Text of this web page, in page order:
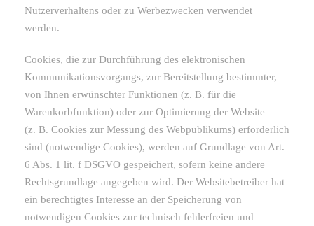
Nutzerverhaltens oder zu Werbezwecken verwendet
werden.
Cookies, die zur Durchführung des elektronischen
Kommunikationsvorgangs, zur Bereitstellung bestimmter,
von Ihnen erwünschter Funktionen (z. B. für die
Warenkorbfunktion) oder zur Optimierung der Website
(z. B. Cookies zur Messung des Webpublikums) erforderlich
sind (notwendige Cookies), werden auf Grundlage von Art.
6 Abs. 1 lit. f DSGVO gespeichert, sofern keine andere
Rechtsgrundlage angegeben wird. Der Websitebetreiber hat
ein berechtigtes Interesse an der Speicherung von
notwendigen Cookies zur technisch fehlerfreien und